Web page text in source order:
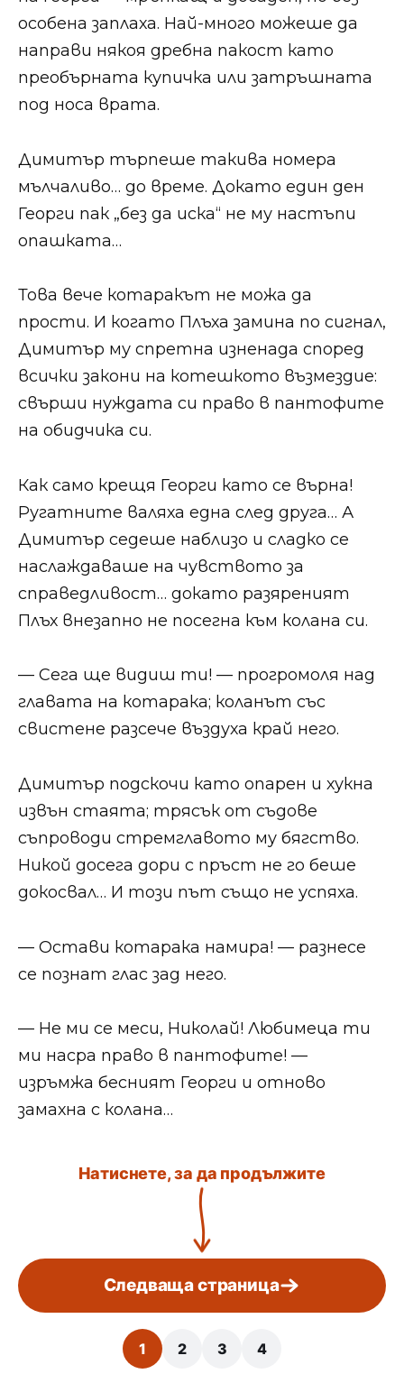
особена заплаха. Най-много можеше да
направи някоя дребна пакост като
преобърната купичка или затръшната
под носа врата.
Димитър търпеше такива номера
мълчаливо… до време. Докато един ден
Георги пак „без да иска“ не му настъпи
опашката…
Това вече котаракът не можа да
прости. И когато Плъха замина по сигнал,
Димитър му спретна изненада според
всички закони на котешкото възмездие:
свърши нуждата си право в пантофите
на обидчика си.
Как само крещя Георги като се върна!
Ругатните валяха една след друга… А
Димитър седеше наблизо и сладко се
наслаждаваше на чувството за
справедливост… докато разяреният
Плъх внезапно не посегна към колана си.
— Сега ще видиш ти! — прогромоля над
главата на котарака; коланът със
свистене разсече въздуха край него.
Димитър подскочи като опарен и хукна
извън стаята; трясък от съдове
съпроводи стремглавото му бягство.
Никой досега дори с пръст не го беше
докосвал… И този път също не успяха.
— Остави котарака намира! — разнесе
се познат глас зад него.
— Не ми се меси, Николай! Любимеца ти
ми насра право в пантофите! —
изръмжа бесният Георги и отново
замахна с колана…
Натиснете, за да продължите
Следваща страница
1 2 3 4